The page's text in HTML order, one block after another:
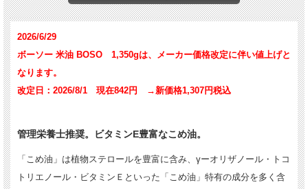
2026/6/29
ボーソー 米油 BOSO 1,350gは、メーカー価格改定に伴い値上げと
なります。
改定日：2026/8/1 現在842円 →新価格1,307円税込
管理栄養士推奨。ビタミンE豊富なこめ油。
「こめ油」は植物ステロールを豊富に含み、γーオリザノール・トコ
トリエノール・ビタミンＥといった「こめ油」特有の成分を多く含